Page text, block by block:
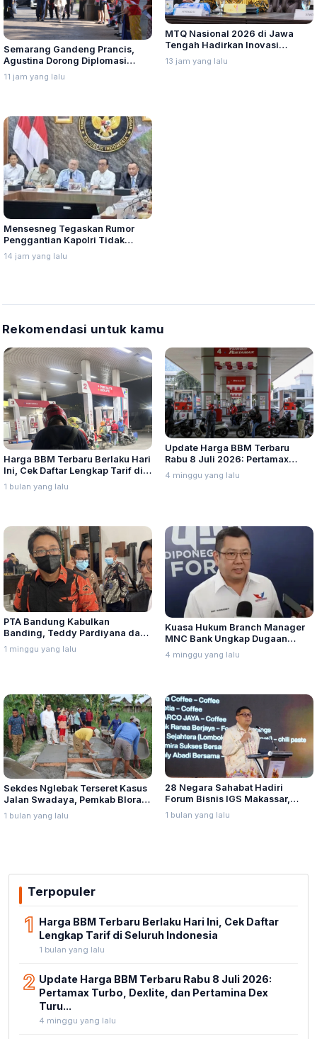
Semarang Gandeng Prancis,
Agustina Dorong Diplomasi
Budaya ke Kancah Global
11 jam yang lalu
MTQ Nasional 2026 di Jawa
Tengah Hadirkan Inovasi
Perdana untuk Disabilitas dan
Dewan Hakim
13 jam yang lalu
Mensesneg Tegaskan Rumor
Penggantian Kapolri Tidak
Benar
14 jam yang lalu
Rekomendasi untuk kamu
Harga BBM Terbaru Berlaku Hari
Ini, Cek Daftar Lengkap Tarif di
Seluruh Indonesia
1 bulan yang lalu
Update Harga BBM Terbaru
Rabu 8 Juli 2026: Pertamax
Turbo, Dexlite, dan Pertamina
Dex Turun
4 minggu yang lalu
PTA Bandung Kabulkan
Banding, Teddy Pardiyana dan
Bintang Ditetapkan Ahli Waris
Lina Jubaedah
1 minggu yang lalu
Kuasa Hukum Branch Manager
MNC Bank Ungkap Dugaan
Penganiayaan oleh Hary Tanoe
di MNC Towe
4 minggu yang lalu
Sekdes Nglebak Terseret Kasus
Jalan Swadaya, Pemkab Blora
Sebut Pendampingan Hukum
Bukan Kewenangannya
1 bulan yang lalu
28 Negara Sahabat Hadiri
Forum Bisnis IGS Makassar,
Munafri Tawarkan Investasi
Stadion Untia
1 bulan yang lalu
Terpopuler
1 Harga BBM Terbaru Berlaku Hari Ini, Cek Daftar
Lengkap Tarif di Seluruh Indonesia
1 bulan yang lalu
2 Update Harga BBM Terbaru Rabu 8 Juli 2026:
Pertamax Turbo, Dexlite, dan Pertamina Dex
Turu...
4 minggu yang lalu